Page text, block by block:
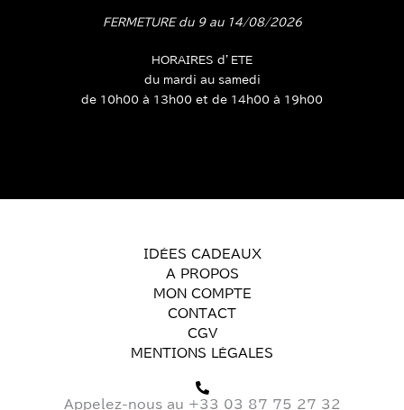
FERMETURE du 9 au 14/08/2026
HORAIRES d’ETE
du mardi au samedi
de 10h00 à 13h00 et de 14h00 à 19h00
IDÉES CADEAUX
A PROPOS
MON COMPTE
CONTACT
CGV
MENTIONS LÉGALES
Appelez-nous au +33 03 87 75 27 32